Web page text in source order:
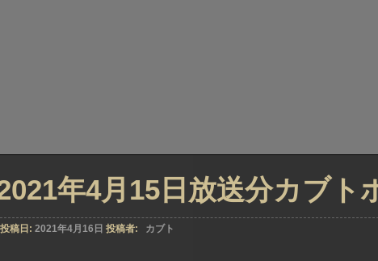
年4月15日放送分カブト
投稿日: 2021年4月16日 投稿者: カブト